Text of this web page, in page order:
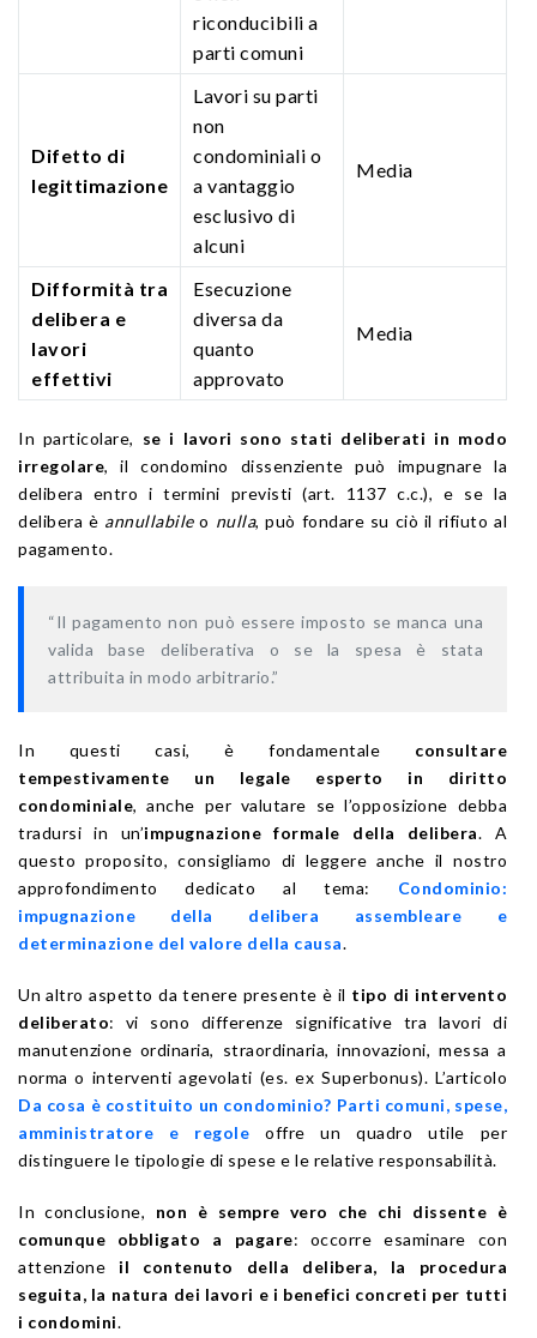
riconducibili a
parti comuni
Difetto di
legittimazione
Lavori su parti
non
condominiali o
a vantaggio
esclusivo di
alcuni
Media
Difformità tra
delibera e
lavori
effettivi
Esecuzione
diversa da
quanto
approvato
Media
In particolare, se i lavori sono stati deliberati in modo
irregolare, il condomino dissenziente può impugnare la
delibera entro i termini previsti (art. 1137 c.c.), e se la
delibera è annullabileo nulla, può fondare su ciò il rifiuto al
pagamento.
“Il pagamento non può essere imposto se manca una
valida base deliberativa o se la spesa è stata
attribuita in modo arbitrario.”
In questi casi, è fondamentale consultare
tempestivamente un legale esperto in diritto
condominiale, anche per valutare se l’opposizione debba
tradursi in un’impugnazione formale della delibera. A
questo proposito, consigliamo di leggere anche il nostro
approfondimento dedicato al tema: Condominio:
impugnazione della delibera assembleare e
determinazione del valore della causa.
Un altro aspetto da tenere presente è il tipo di intervento
deliberato: vi sono differenze significative tra lavori di
manutenzione ordinaria, straordinaria, innovazioni, messa a
norma o interventi agevolati (es. ex Superbonus). L’articolo
Da cosa è costituito un condominio? Parti comuni, spese,
amministratore e regole offre un quadro utile per
distinguere le tipologie di spese e le relative responsabilità.
In conclusione, non è sempre vero che chi dissente è
comunque obbligato a pagare: occorre esaminare con
attenzione il contenuto della delibera, la procedura
seguita, la natura dei lavori e i benefici concreti per tutti
i condomini.